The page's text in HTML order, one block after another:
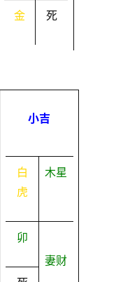
金 死
小吉
白
虎
木星
卯
妻财